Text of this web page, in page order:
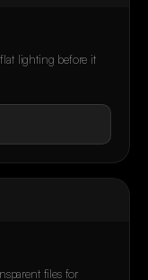
lighting before it
files for